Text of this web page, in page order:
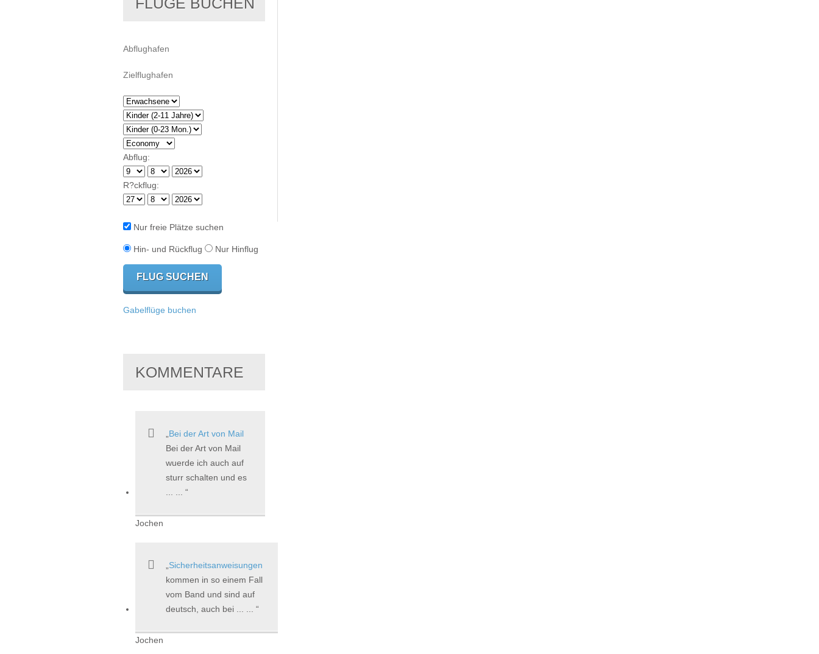
Abflug:
R?ckflug:
Nur freie Plätze suchen
Hin- und Rückflug Nur Hinflug
Gabelflüge buchen
KOMMENTARE
Bei der Art von Mail
Bei der Art von Mail
wuerde ich auch auf
sturr schalten und es
Jochen
Sicherheitsanweisungen
kommen in so einem Fall
vom Band und sind auf
deutsch, auch bei ... ...
Jochen